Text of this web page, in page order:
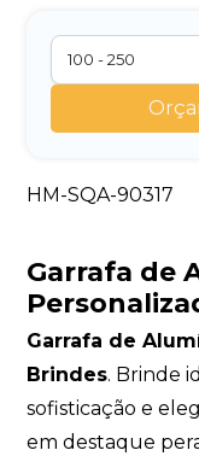
HM-SQA-90317
Garrafa de
Garrafa de
Brindes. Brinde
sofisticação e
em destaque